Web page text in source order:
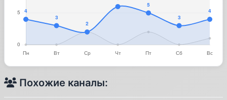
Похожие каналы: